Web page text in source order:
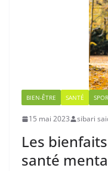
BIEN-ÊTRE SANTÉ
15 mai 2023 sibari
Les
santé